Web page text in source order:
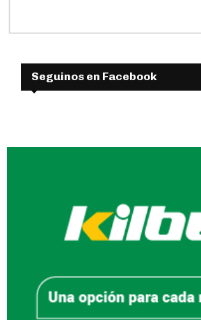
Seguinos en Facebook